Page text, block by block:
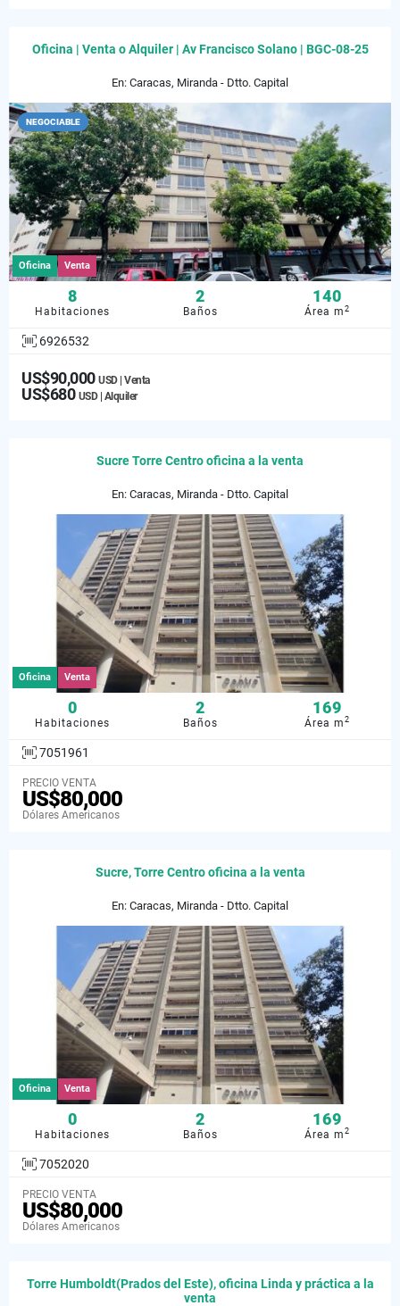
Oficina | Venta o Alquiler | Av Francisco Solano | BGC-08-25
En: Caracas, Miranda - Dtto. Capital
NEGOCIABLE
Oficina Venta
8
Habitaciones
2
Baños
140
Área m2
6926532
US$90,000 USD | Venta
US$680 USD | Alquiler
Sucre Torre Centro oficina a la venta
En: Caracas, Miranda - Dtto. Capital
Oficina Venta
0
Habitaciones
2
Baños
169
Área m2
7051961
PRECIO VENTA
US$80,000
Dólares Americanos
Sucre, Torre Centro oficina a la venta
En: Caracas, Miranda - Dtto. Capital
Oficina Venta
0
Habitaciones
2
Baños
169
Área m2
7052020
PRECIO VENTA
US$80,000
Dólares Americanos
Torre Humboldt(Prados del Este), oficina Linda y práctica a la
venta